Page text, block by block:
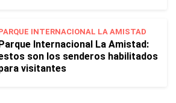
INTERNACIONAL LA AMISTAD
Internacional La Amistad:
son los senderos habilitados
visitantes